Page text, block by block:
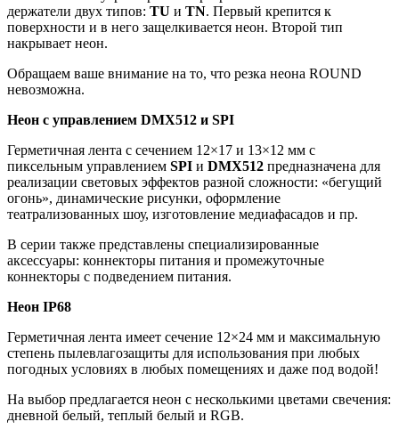
держатели двух типов: TU и TN. Первый крепится к
поверхности и в него защелкивается неон. Второй тип
накрывает неон.
Обращаем ваше внимание на то, что резка неона ROUND
невозможна.
Неон с управлением DMX512 и SPI
Герметичная лента с сечением 12×17 и 13×12 мм с
пиксельным управлением SPI и DMX512 предназначена для
реализации световых эффектов разной сложности: «бегущий
огонь», динамические рисунки, оформление
театрализованных шоу, изготовление медиафасадов и пр.
В серии также представлены специализированные
аксессуары: коннекторы питания и промежуточные
коннекторы с подведением питания.
Неон IP68
Герметичная лента имеет сечение 12×24 мм и максимальную
степень пылевлагозащиты для использования при любых
погодных условиях в любых помещениях и даже под водой!
На выбор предлагается неон с несколькими цветами свечения:
дневной белый, теплый белый и RGB.